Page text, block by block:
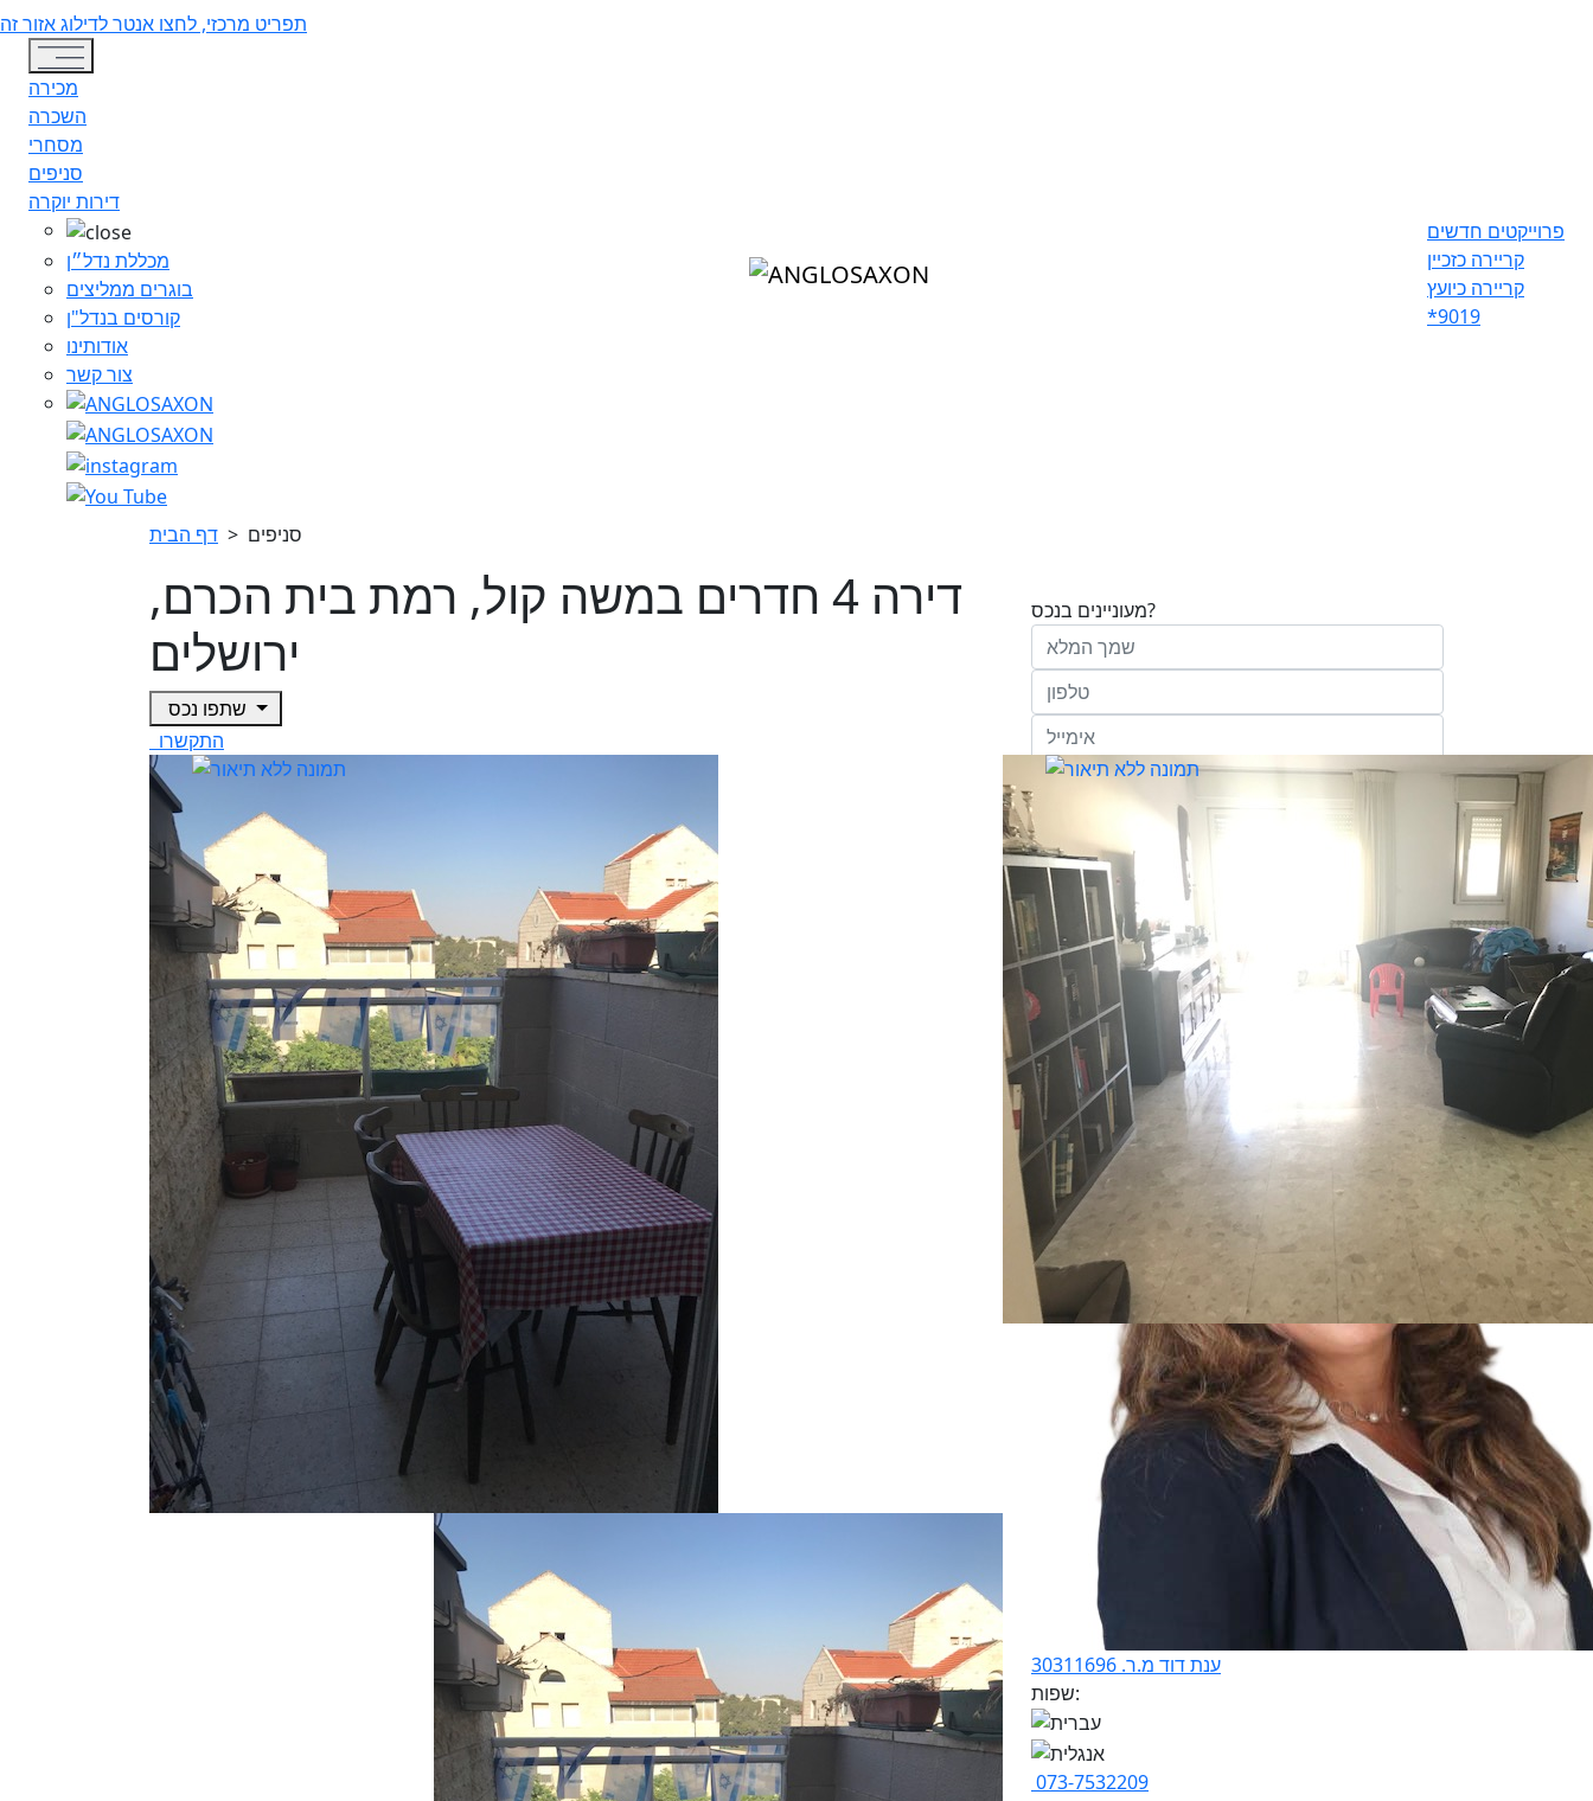
תפריט מרכזי, לחצו אנטר לדילוג אזור זה
Toggle navigation
מכירה
השכרה
מסחרי
סניפים
דירות יוקרה
מכללת נדל״ן
בוגרים ממליצים
קורסים בנדל"ן
אודותינו
צור קשר
פרוייקטים חדשים
קריירה כזכיין
קריירה כיועץ
*9019
דף הבית > סניפים
דירה 4 חדרים במשה קול, רמת בית הכרם,
ירושלים
התקשרו
מעוניינים בנכס?
הריני נותן בזאת את הסכמתי המפורשת לקבל
מחב' אנגלו סכסון סוכנות לנכסים (ישראל 1992)
בע"מ ו/או מי מטעמה ("אנגלו סכסון") בדוא"ל,
במסרונים ובשיחת טלפון שיווקית, הצעות ודברי שיווק
ופרסומת כהגדרתם בחוק וכן, שפרטיי האישיים
יישמרו במאגריה וישמשו אותה לשליחת מידע ולקידום
פעילותיה, לרבות אך לא רק, לעריכת ניתוח מידע
ומחקר סטטיסטי.למדיניות הפרטיות של החברה.
שלח
ענת דוד מ.ר. 30311696
שפות:
073-7532209